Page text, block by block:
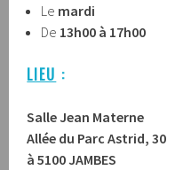
Le mardi
De 13h00 à 17h00
LIEU :
Salle Jean Materne
Allée du Parc Astrid, 30
à 5100 JAMBES